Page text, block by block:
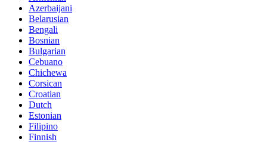
Azerbaijani
Belarusian
Bengali
Bosnian
Bulgarian
Cebuano
Chichewa
Corsican
Croatian
Dutch
Estonian
Filipino
Finnish